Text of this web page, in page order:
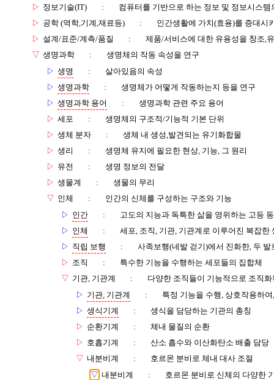
▷ 정보기술(IT) :
컴퓨터를 기반으로 하는 정보 및 정보시스템
▷ 공학 (역학,기계,재료등) :
인간생활에 가치(효용)를 증대시
▷ 설계/표준/계측/품질 :
제품/서비스에 대한 유용성을 창조,
▽ 생명과학 :
생명체의 작동 속성을 연구
▷ 생명 :
살아있음의 속성
▷ 생명과학 :
생명체가 어떻게 작동하는지 등을 연구
▷ 생명과학 용어 :
생명과학 관련 주요 용어
▷ 세포 :
생명체의 구조적/기능적 기본 단위
▷ 생체 분자 :
생체 내 생성,발견되는 유기화합물
▷ 생리 :
생명체 유지에 필요한 현상, 기능, 그 원리
▷ 유전 :
생명 정보의 전달
▷ 생물계 :
생물의 무리
▽ 인체 :
인간의 신체를 구성하는 구조와 기능
▷ 인간 :
고도의 지능과 독특한 삶을 영위하는 고등
▷ 인체 :
세포, 조직, 기관, 기관계로 이루어진 복잡한
▷ 직립 보행 :
사족보행(네발 걷기)에서 진화한, 두 발
▷ 조직 :
특수한 기능을 수행하는 세포들의 집합체
▽ 기관, 기관계 :
다양한 조직들이 기능적으로 조직화
▷ 기관, 기관계 :
특정 기능을 수행, 상호작용하
▷ 생식기계 :
생식을 담당하는 기관의 총칭
▷ 순환기계 :
체내 물질의 순환
▷ 호흡기계 :
산소 흡수와 이산화탄소 배출 담당
▽ 내분비계 :
호르몬 분비로 체내 대사 조절
▽ 내분비계 : 호르몬 분비로 신체의 다양한